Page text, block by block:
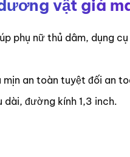
vật giả
phụ nữ thủ dâm, dụng
an toàn tuyệt đối an
đường kính 1,3 inch.